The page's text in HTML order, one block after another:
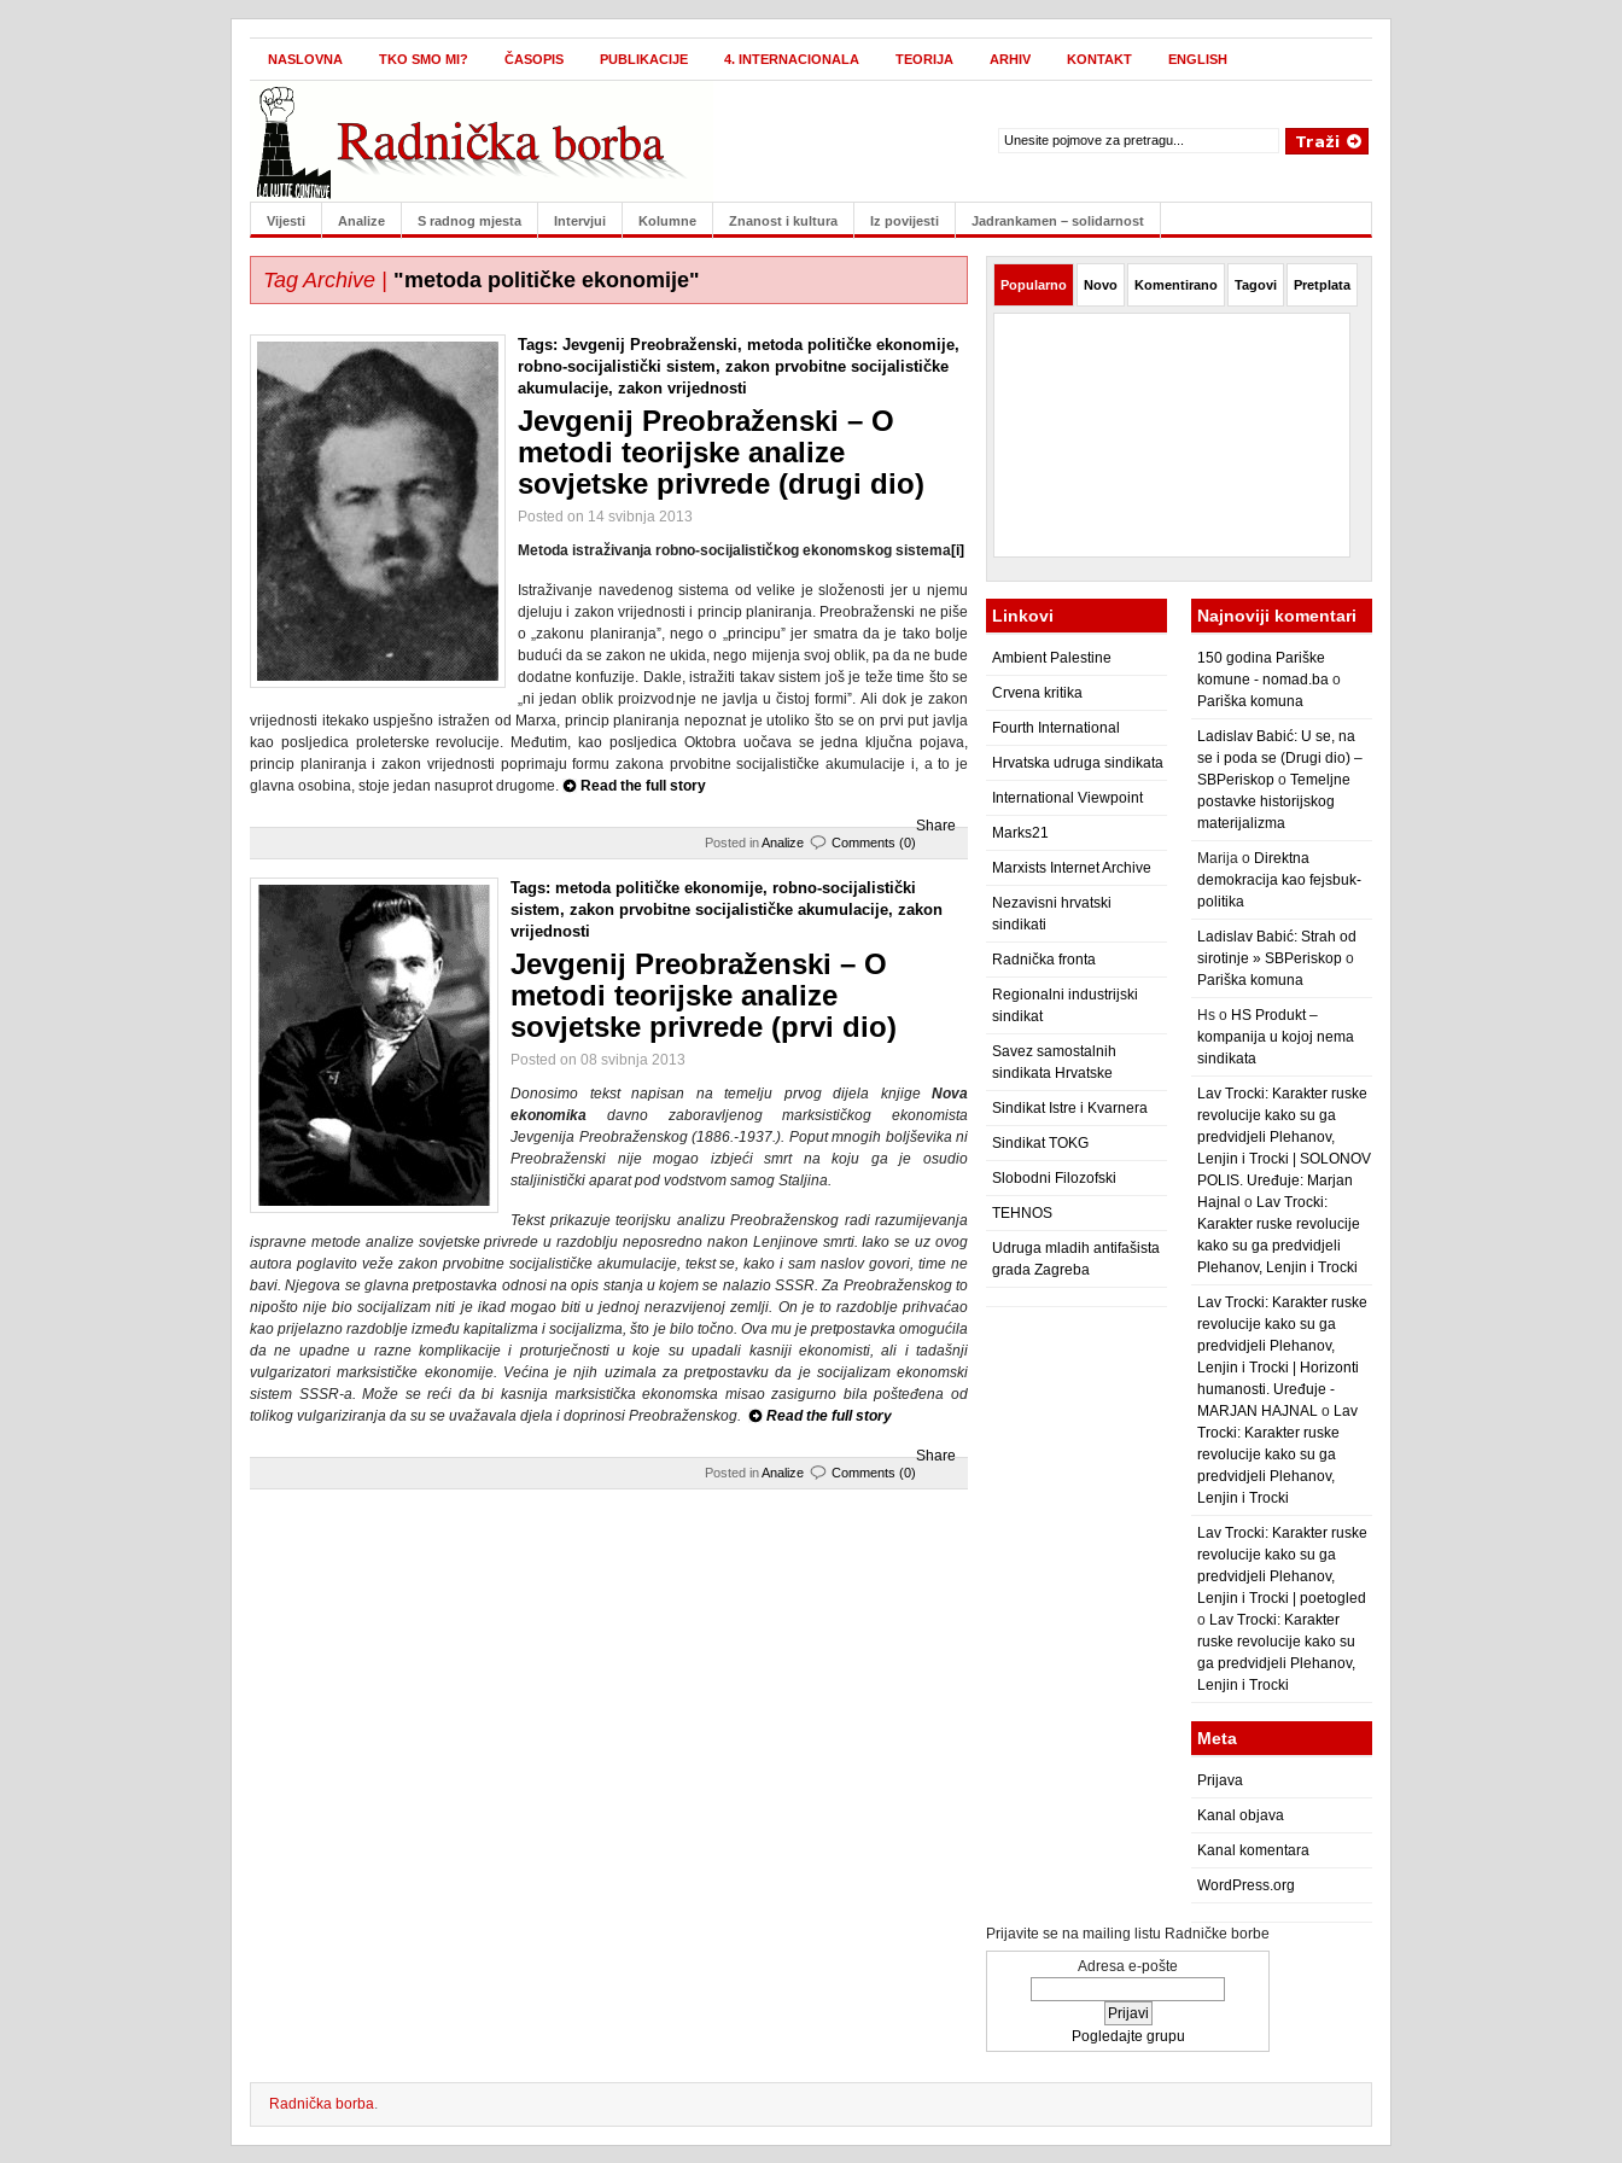
NASLOVNA TKO SMO MI? ČASOPIS PUBLIKACIJE 4. INTERNACIONALA TEORIJA ARHIV KONTAKT ENGLISH
Vijesti Analize S radnog mjesta Intervjui Kolumne Znanost i kultura Iz povijesti Jadrankamen – solidarnost
Tag Archive | "metoda političke ekonomije"
Tags: Jevgenij Preobraženski, metoda političke ekonomije,
robno-socijalistički sistem, zakon prvobitne socijalističke
akumulacije, zakon vrijednosti
Jevgenij Preobraženski – O
metodi teorijske analize
sovjetske privrede (drugi dio)
Posted on 14 svibnja 2013
Metoda istraživanja robno-socijalističkog ekonomskog sistema[i]
Istraživanje navedenog sistema od velike je složenosti jer u njemu
djeluju i zakon vrijednosti i princip planiranja. Preobraženski ne piše
o „zakonu planiranjaˮ, nego o „principuˮ jer smatra da je tako bolje
budući da se zakon ne ukida, nego mijenja svoj oblik, pa da ne bude
dodatne konfuzije. Dakle, istražiti takav sistem još je teže time što se
„ni jedan oblik proizvodnje ne javlja u čistoj formiˮ. Ali dok je zakon
vrijednosti itekako uspješno istražen od Marxa, princip planiranja nepoznat je utoliko što se on prvi put javlja
kao posljedica proleterske revolucije. Međutim, kao posljedica Oktobra uočava se jedna ključna pojava,
princip planiranja i zakon vrijednosti poprimaju formu zakona prvobitne socijalističke akumulacije i, a to je
glavna osobina, stoje jedan nasuprot drugome.
Read the full story
Share
Posted inAnalize Comments (0)
Tags: metoda političke ekonomije, robno-socijalistički
sistem, zakon prvobitne socijalističke akumulacije, zakon
vrijednosti
Jevgenij Preobraženski – O
metodi teorijske analize
sovjetske privrede (prvi dio)
Posted on 08 svibnja 2013
Donosimo tekst napisan na temelju prvog dijela knjige Nova
ekonomika davno zaboravljenog marksističkog ekonomista
Jevgenija Preobraženskog (1886.-1937.). Poput mnogih boljševika ni
Preobraženski nije mogao izbjeći smrt na koju ga je osudio
staljinistički aparat pod vodstvom samog Staljina.
Tekst prikazuje teorijsku analizu Preobraženskog radi razumijevanja
ispravne metode analize sovjetske privrede u razdoblju neposredno nakon Lenjinove smrti. Iako se uz ovog
autora poglavito veže zakon prvobitne socijalističke akumulacije, tekst se, kako i sam naslov govori, time ne
bavi. Njegova se glavna pretpostavka odnosi na opis stanja u kojem se nalazio SSSR. Za Preobraženskog to
nipošto nije bio socijalizam niti je ikad mogao biti u jednoj nerazvijenoj zemlji. On je to razdoblje prihvaćao
kao prijelazno razdoblje između kapitalizma i socijalizma, što je bilo točno. Ova mu je pretpostavka omogućila
da ne upadne u razne komplikacije i proturječnosti u koje su upadali kasniji ekonomisti, ali i tadašnji
vulgarizatori marksističke ekonomije. Većina je njih uzimala za pretpostavku da je socijalizam ekonomski
sistem SSSR-a. Može se reći da bi kasnija marksistička ekonomska misao zasigurno bila pošteđena od
tolikog vulgariziranja da su se uvažavala djela i doprinosi Preobraženskog.
Read the full story
Share
Posted inAnalize Comments (0)
Popularno Novo Komentirano Tagovi Pretplata
Linkovi
Ambient Palestine
Crvena kritika
Fourth International
Hrvatska udruga sindikata
International Viewpoint
Marks21
Marxists Internet Archive
Nezavisni hrvatski
sindikati
Radnička fronta
Regionalni industrijski
sindikat
Savez samostalnih
sindikata Hrvatske
Sindikat Istre i Kvarnera
Sindikat TOKG
Slobodni Filozofski
TEHNOS
Udruga mladih antifašista
grada Zagreba
Najnoviji komentari
150 godina Pariške
komune - nomad.ba o
Pariška komuna
Ladislav Babić: U se, na
se i poda se (Drugi dio) –
SBPeriskop o Temeljne
postavke historijskog
materijalizma
Marija o Direktna
demokracija kao fejsbuk-
politika
Ladislav Babić: Strah od
sirotinje » SBPeriskop o
Pariška komuna
Hs o HS Produkt –
kompanija u kojoj nema
sindikata
Lav Trocki: Karakter ruske
revolucije kako su ga
predvidjeli Plehanov,
Lenjin i Trocki | SOLONOV
POLIS. Uređuje: Marjan
Hajnal o Lav Trocki:
Karakter ruske revolucije
kako su ga predvidjeli
Plehanov, Lenjin i Trocki
Lav Trocki: Karakter ruske
revolucije kako su ga
predvidjeli Plehanov,
Lenjin i Trocki | Horizonti
humanosti. Uređuje -
MARJAN HAJNAL o Lav
Trocki: Karakter ruske
revolucije kako su ga
predvidjeli Plehanov,
Lenjin i Trocki
Lav Trocki: Karakter ruske
revolucije kako su ga
predvidjeli Plehanov,
Lenjin i Trocki | poetogled
o Lav Trocki: Karakter
ruske revolucije kako su
ga predvidjeli Plehanov,
Lenjin i Trocki
Meta
Prijava
Kanal objava
Kanal komentara
WordPress.org
Prijavite se na mailing listu Radničke borbe
Adresa e-pošte
Pogledajte grupu
Radnička borba.